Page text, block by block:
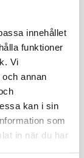
innehållet
funktioner
Vi
annan
kan i sin
som
in när du har
sidorna för